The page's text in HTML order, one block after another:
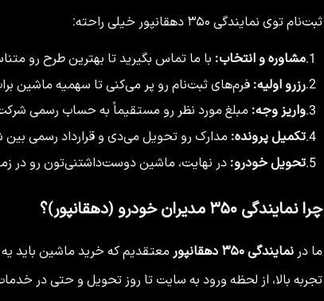
ثبت‌نام توی نمایندگی ۳۵۰ دهقانپور خیلی راحته:
1. مشاوره و انتخاب: با ما تماس بگیرید تا بهترین طرح رو
2. رزرو اولیه: فرم‌های ثبت‌نام رو پر می‌کنی تا سهمیه ماشین
3. واریز وجه: مبلغ مورد نظر رو مستقیماً به حساب رسمی
4. تکمیل پرونده: مدارک رو تحویل می‌دی و قرارداد رسمی
5. تحویل خودرو: در نهایت، ماشین دوست‌داشتنی‌تون رو در
چرا نمایندگی ۳۵۰ مدیران خودرو (دهقانپور)؟
ما در نمایندگی ۳۵۰ دهقانپور
معتقدیم که خرید ماشین باید
تجربه بالا، از لحظه ورود به سایت تا روز تحویل و حتی در